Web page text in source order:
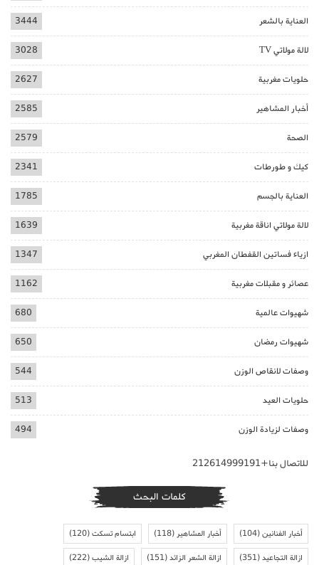
العناية بالشعر 3444
لالة مولاتي TV 3028
حلويات مغربية 2627
أخبار المشاهير 2585
الصحة 2579
كيك و طورطات 2341
العناية بالجسم 1785
لالة مولاتي اناقة مغربية 1639
ازياء فساتين القفطان المغربي 1347
عصائر و مقبلات مغربية 1162
شهيوات عالمية 680
شهيوات رمضان 650
وصفات لانقاص الوزن 544
حلويات العيد 513
وصفات لزيادة الوزن 494
للاتصال بنا+212614999191
كلمات البحث
أخبار الفنانين(104) أخبار المشاهير(118) ابتسام تسكت(120)
ازالة التجاعيد(351) ازالة الشعر الزائد(151) ازالة الشيب(222)